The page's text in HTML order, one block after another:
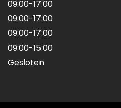
09:00-17:00
09:00-17:00
09:00-17:00
09:00-15:00
Gesloten